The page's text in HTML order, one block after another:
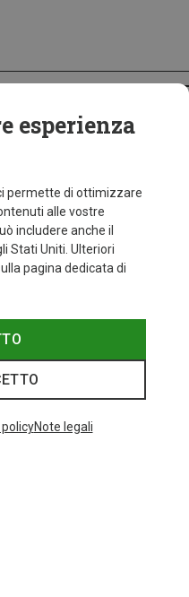
esperienza
permette di ottimizzare
alle vostre
includere anche il
Stati Uniti. Ulteriori
pagina dedicata di
Note legali